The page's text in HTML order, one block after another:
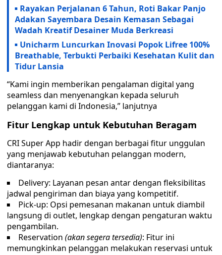
Rayakan Perjalanan 6 Tahun, Roti Bakar Panjo
Adakan Sayembara Desain Kemasan Sebagai
Wadah Kreatif Desainer Muda Berkreasi
Unicharm Luncurkan Inovasi Popok Lifree 100%
Breathable, Terbukti Perbaiki Kesehatan Kulit dan
Tidur Lansia
“Kami ingin memberikan pengalaman digital yang
seamless dan menyenangkan kepada seluruh
pelanggan kami di Indonesia,” lanjutnya
Fitur Lengkap untuk Kebutuhan Beragam
CRI Super App hadir dengan berbagai fitur unggulan
yang menjawab kebutuhan pelanggan modern,
diantaranya:
Delivery: Layanan pesan antar dengan fleksibilitas
jadwal pengiriman dan biaya yang kompetitif.
Pick-up: Opsi pemesanan makanan untuk diambil
langsung di outlet, lengkap dengan pengaturan waktu
pengambilan.
Reservation (akan segera tersedia): Fitur ini
memungkinkan pelanggan melakukan reservasi untuk